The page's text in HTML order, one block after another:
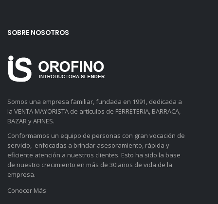
SOBRE NOSOTROS
Somos una empresa familiar, fundada en 1991, dedicada a
la VENTA MAYORISTA de artículos de FERRETERIA, BARRACA,
BAZAR y AFINES.
Conformamos un equipo de personas con gran vocación de
servicio, enfocadas a brindar asesoramiento, rápida y
eficiente atención a nuestros clientes. Esto ha sido la base
de nuestro crecimiento en más de 30 años de vida de la
empresa.
Conocer Más